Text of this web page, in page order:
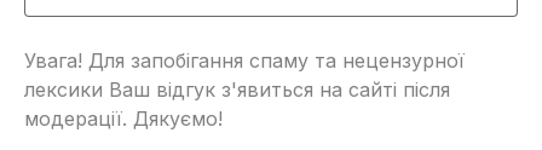
Увага! Для запобігання спаму та нецензурної
лексики Ваш відгук з'явиться на сайті після
модерації. Дякуємо!